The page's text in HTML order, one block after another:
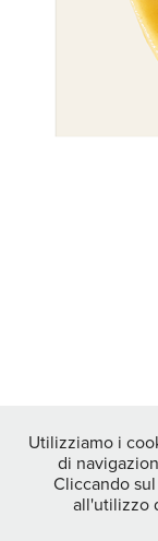
Utilizziamo i
di
Cliccando
all'utilizzo